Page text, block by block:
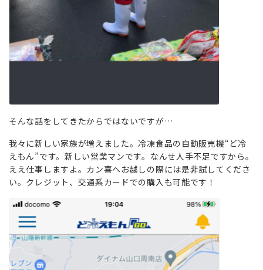
そんな話をしてきたからではないですが…
我々に新しい家族が増えました。冷凍食品の自動販売機“ど冷
えもん”です。新しい営業マンです。なんせ人手不足ですから。
ええ仕事しますよ。カン喜へお越しの際には是非試してくださ
い。クレジット、交通系カードでの購入も可能です！